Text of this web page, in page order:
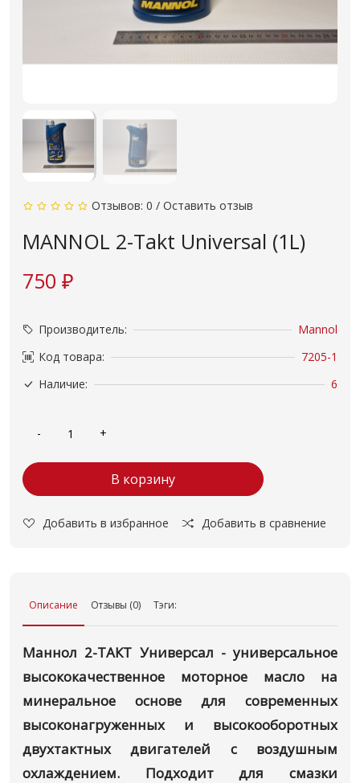
Отзывов: 0 / Оставить отзыв
MANNOL 2-Takt Universal (1L)
750 ₽
Производитель:
Mannol
Код товара:
7205-1
Наличие:
6
В корзину
Добавить в избранное Добавить в сравнение
Описание Отзывы (0) Тэги:
Маннол 2-ТАКТ Универсал - универсальное
высококачественное моторное масло на
минеральное основе для современных
высоконагруженных и высокооборотных
двухтактных двигателей с воздушным
охлаждением. Подходит для смазки